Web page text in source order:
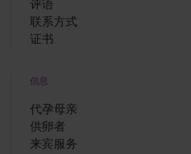
评语
联系方式
证书
信息
代孕母亲
供卵者
来宾服务